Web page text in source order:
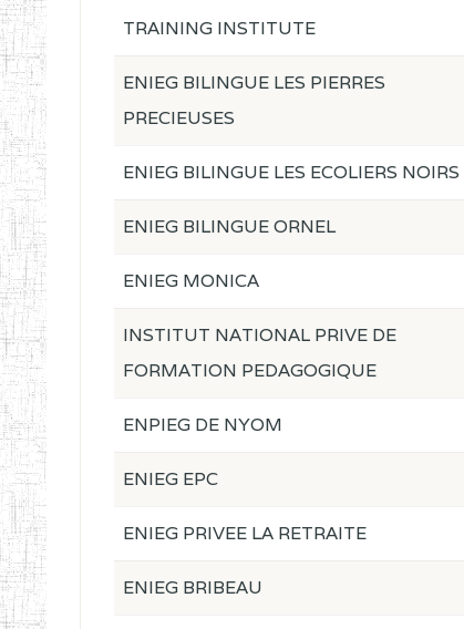
TRAINING INSTITUTE
ENIEG BILINGUE LES PIERRES
PRECIEUSES
ENIEG BILINGUE LES ECOLIERS NOIRS
ENIEG BILINGUE ORNEL
ENIEG MONICA
INSTITUT NATIONAL PRIVE DE
FORMATION PEDAGOGIQUE
ENPIEG DE NYOM
ENIEG EPC
ENIEG PRIVEE LA RETRAITE
ENIEG BRIBEAU